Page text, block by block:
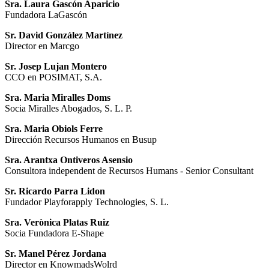
Sra. Laura Gascón Aparicio
Fundadora LaGascón
Sr. David González Martínez
Director en Marcgo
Sr. Josep Lujan Montero
CCO en POSIMAT, S.A.
Sra. Maria Miralles Doms
Socia Miralles Abogados, S. L. P.
Sra. Maria Obiols Ferre
Dirección Recursos Humanos en Busup
Sra. Arantxa Ontiveros Asensio
Consultora independent de Recursos Humans - Senior Consultant
Sr. Ricardo Parra Lidon
Fundador Playforapply Technologies, S. L.
Sra. Verònica Platas Ruiz
Socia Fundadora E-Shape
Sr. Manel Pérez Jordana
Director en KnowmadsWolrd